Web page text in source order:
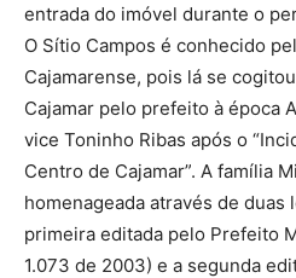
entrada do imóvel durante o
O Sítio Campos é conhecido
Cajamarense, pois lá se
Cajamar pelo prefeito à época
vice Toninho Ribas após o
Centro de Cajamar”. A família
homenageada através de duas
primeira editada pelo Prefeito
1.073 de 2003) e a segunda